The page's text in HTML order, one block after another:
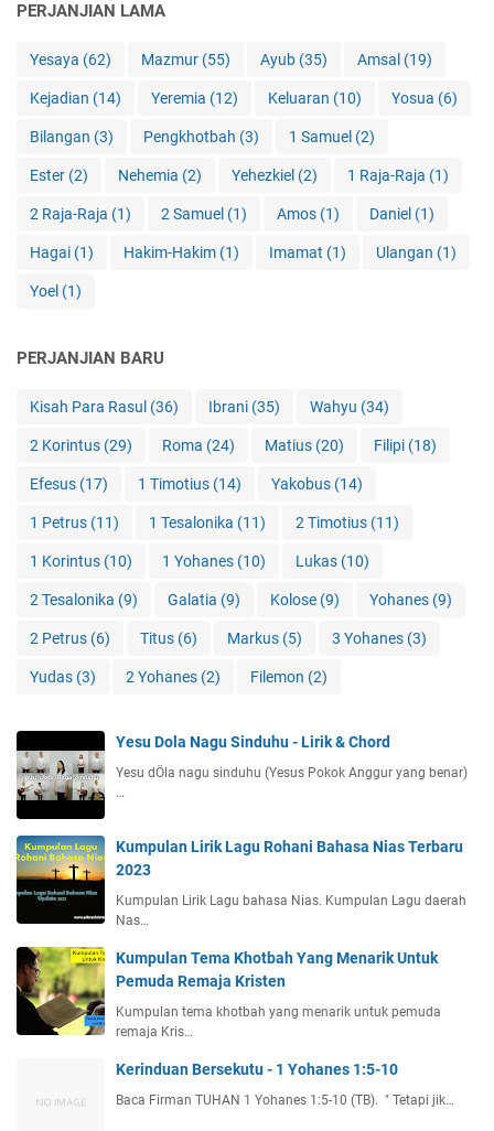
PERJANJIAN LAMA
Yesaya (62) Mazmur (55) Ayub (35) Amsal (19)
Kejadian (14) Yeremia (12) Keluaran (10) Yosua (6)
Bilangan (3) Pengkhotbah (3) 1 Samuel (2)
Ester (2) Nehemia (2) Yehezkiel (2) 1 Raja-Raja (1)
2 Raja-Raja (1) 2 Samuel (1) Amos (1) Daniel (1)
Hagai (1) Hakim-Hakim (1) Imamat (1) Ulangan (1)
Yoel (1)
PERJANJIAN BARU
Kisah Para Rasul (36) Ibrani (35) Wahyu (34)
2 Korintus (29) Roma (24) Matius (20) Filipi (18)
Efesus (17) 1 Timotius (14) Yakobus (14)
1 Petrus (11) 1 Tesalonika (11) 2 Timotius (11)
1 Korintus (10) 1 Yohanes (10) Lukas (10)
2 Tesalonika (9) Galatia (9) Kolose (9) Yohanes (9)
2 Petrus (6) Titus (6) Markus (5) 3 Yohanes (3)
Yudas (3) 2 Yohanes (2) Filemon (2)
Yesu Dola Nagu Sinduhu - Lirik & Chord
Yesu dÖla nagu sinduhu (Yesus Pokok Anggur yang benar)
…
Kumpulan Lirik Lagu Rohani Bahasa Nias Terbaru
2023
Kumpulan Lirik Lagu bahasa Nias. Kumpulan Lagu daerah
Nas…
Kumpulan Tema Khotbah Yang Menarik Untuk
Pemuda Remaja Kristen
Kumpulan tema khotbah yang menarik untuk pemuda
remaja Kris…
Kerinduan Bersekutu - 1 Yohanes 1:5-10
Baca Firman TUHAN 1 Yohanes 1:5-10 (TB). " Tetapi jik…